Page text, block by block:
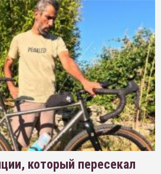
который пересекал